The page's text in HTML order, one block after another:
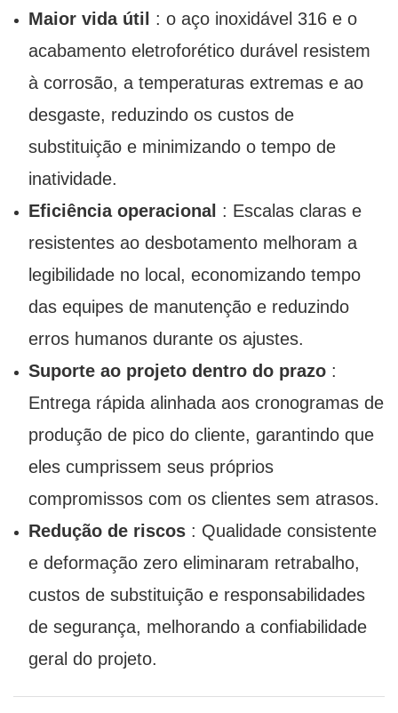
Maior vida útil
: o aço inoxidável 316 e o ​​
acabamento eletroforético durável resistem
à corrosão, a temperaturas extremas e ao
desgaste, reduzindo os custos de
substituição e minimizando o tempo de
inatividade.
Eficiência operacional : Escalas claras e
resistentes ao desbotamento melhoram a
legibilidade no local, economizando tempo
das equipes de manutenção e reduzindo
erros humanos durante os ajustes.
Suporte ao projeto dentro do prazo:
Entrega rápida alinhada aos cronogramas de
produção de pico do cliente, garantindo que
eles cumprissem seus próprios
compromissos com os clientes sem atrasos.
Redução de riscos: Qualidade consistente
e deformação zero eliminaram retrabalho,
custos de substituição e responsabilidades
de segurança, melhorando a confiabilidade
geral do projeto.